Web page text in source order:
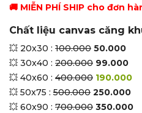
🚚 MIỄN PHÍ SHIP cho đơn
Chất liệu canvas căng
💥 20x30 : 100.000 50.000
💥 30x40 : 200.000 99.000
💥 40x60 : 400.000 190.000
💥 50x75 : 500.000 250.000
💥 60x90 : 700.000 350.000